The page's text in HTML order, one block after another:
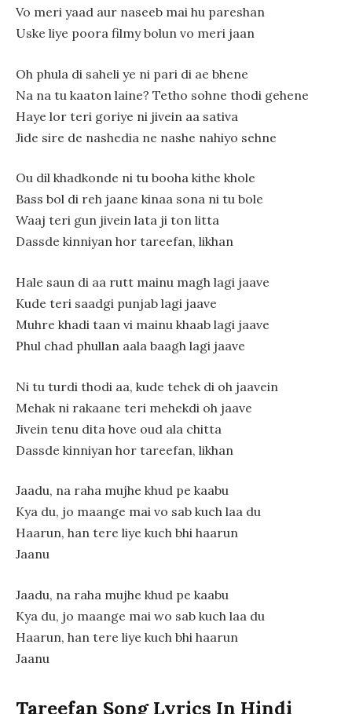
Vo meri yaad aur naseeb mai hu pareshan
Uske liye poora filmy bolun vo meri jaan
Oh phula di saheli ye ni pari di ae bhene
Na na tu kaaton laine? Tetho sohne thodi gehene
Haye lor teri goriye ni jivein aa sativa
Jide sire de nashedia ne nashe nahiyo sehne
Ou dil khadkonde ni tu booha kithe khole
Bass bol di reh jaane kinaa sona ni tu bole
Waaj teri gun jivein lata ji ton litta
Dassde kinniyan hor tareefan, likhan
Hale saun di aa rutt mainu magh lagi jaave
Kude teri saadgi punjab lagi jaave
Muhre khadi taan vi mainu khaab lagi jaave
Phul chad phullan aala baagh lagi jaave
Ni tu turdi thodi aa, kude tehek di oh jaavein
Mehak ni rakaane teri mehekdi oh jaave
Jivein tenu dita hove oud ala chitta
Dassde kinniyan hor tareefan, likhan
Jaadu, na raha mujhe khud pe kaabu
Kya du, jo maange mai vo sab kuch laa du
Haarun, han tere liye kuch bhi haarun
Jaanu
Jaadu, na raha mujhe khud pe kaabu
Kya du, jo maange mai wo sab kuch laa du
Haarun, han tere liye kuch bhi haarun
Jaanu
Tareefan Song Lyrics In Hindi